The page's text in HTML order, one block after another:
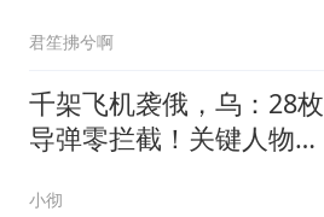
君笙拂兮啊
千架飞机袭俄，乌：28枚
导弹零拦截！关键人物被
小彻